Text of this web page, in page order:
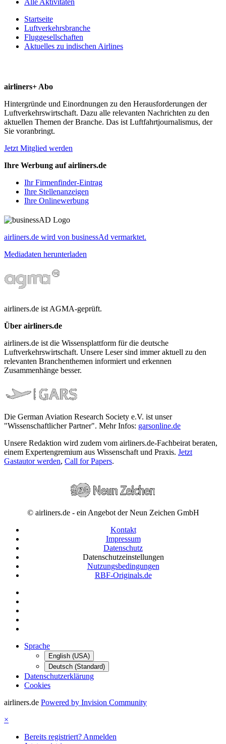
Startseite
Luftverkehrsbranche
Fluggesellschaften
Aktuelles zu indischen Airlines
airliners+ Abo
Hintergründe und Einordnungen zu den Herausforderungen der
Luftverkehrswirtschaft. Dazu alle relevanten Nachrichten zu den
aktuellen Themen der Branche. Das ist Luftfahrtjournalismus, der
Sie voranbringt.
Jetzt Mitglied werden
Ihre Werbung auf airliners.de
Ihr Firmenfinder-Eintrag
Ihre Stellenanzeigen
Ihre Onlinewerbung
airliners.de wird von businessAd vermarktet.
Mediadaten herunterladen
airliners.de ist AGMA-geprüft.
Über airliners.de
airliners.de ist die Wissensplattform für die deutsche
Luftverkehrswirtschaft. Unsere Leser sind immer aktuell zu den
relevanten Branchenthemen informiert und erkennen
Zusammenhänge besser.
Die German Aviation Research Society e.V. ist unser
"Wissenschaftlicher Partner". Mehr Infos: garsonline.de
Unsere Redaktion wird zudem vom airliners.de-Fachbeirat beraten,
einem Expertengremium aus Wissenschaft und Praxis. Jetzt
Gastautor werden, Call for Papers.
© airliners.de - ein Angebot der Neun Zeichen GmbH
Kontakt
Impressum
Datenschutz
Datenschutzeinstellungen
Nutzungsbedingungen
RBF-Originals.de
Sprache
English (USA)
Deutsch (Standard)
Datenschutzerklärung
Cookies
airliners.de Powered by Invision Community
×
Bereits registriert? Anmelden